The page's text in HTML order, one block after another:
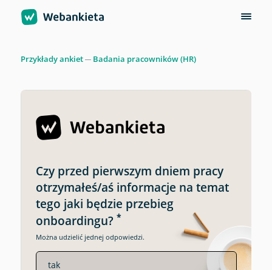
Przykłady ankiet Badania pracowników (HR)